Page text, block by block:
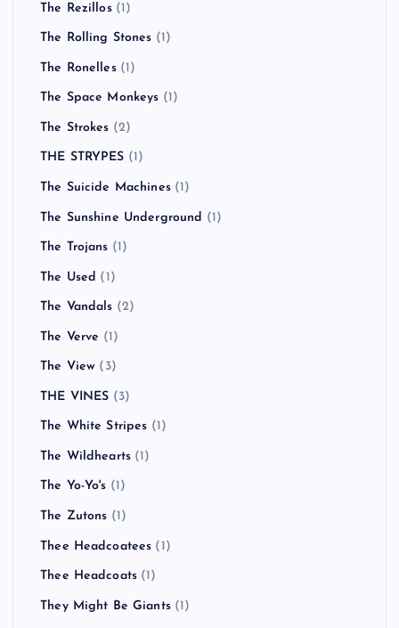
The Rezillos(1)
The Rolling Stones (1)
The Ronelles(1)
The Space Monkeys (1)
The Strokes (2)
THE STRYPES (1)
The Suicide Machines(1)
The Sunshine Underground (1)
The Trojans (1)
The Used (1)
The Vandals (2)
The Verve (1)
The View (3)
THE VINES (3)
The White Stripes (1)
The Wildhearts (1)
The Yo-Yo's (1)
The Zutons (1)
Thee Headcoatees (1)
Thee Headcoats (1)
They Might Be Giants(1)